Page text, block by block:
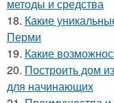
методы и средства
18. Какие
Перми
19. Какие
20. Построить дом
для начинающих